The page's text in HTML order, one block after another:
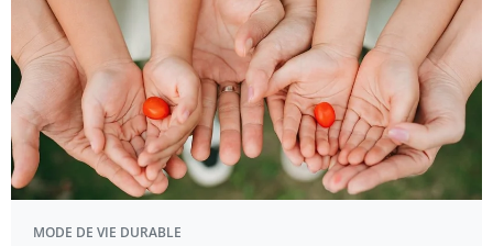
MODE DE VIE DURABLE